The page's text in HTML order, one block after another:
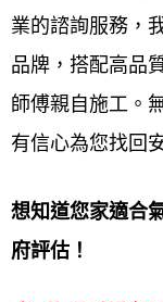
品質：
鋁門窗工程宅急
的品質施作上的
安全：
鋁門窗工程宅急
業的諮詢服務，
品牌，搭配高品
師傅親自施工。
有信心為您找回
想知道您家適合
府評估！